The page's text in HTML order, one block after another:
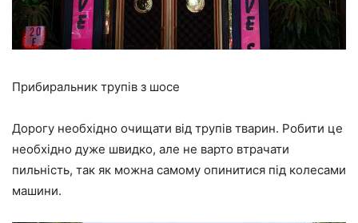
Прибиральник трупів з шосе
Дорогу необхідно очищати від трупів тварин. Робити це
необхідно дуже швидко, але не варто втрачати
пильність, так як можна самому опинитися під колесами
машини.